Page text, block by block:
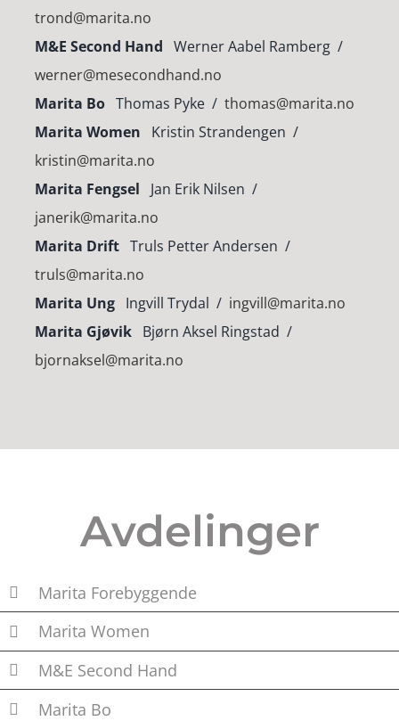
trond@marita.no
M&E Second Hand Werner Aabel Ramberg /
werner@mesecondhand.no
Marita BoThomas Pyke / thomas@marita.no
Marita Women Kristin Strandengen /
kristin@marita.no
Marita Fengsel Jan Erik Nilsen /
janerik@marita.no
Marita DriftTruls Petter Andersen /
truls@marita.no
Marita UngIngvill Trydal / ingvill@marita.no
Marita GjøvikBjørn Aksel Ringstad /
bjornaksel@marita.no
Avdelinger
Marita Forebyggende
Marita Women
M&E Second Hand
Marita Bo